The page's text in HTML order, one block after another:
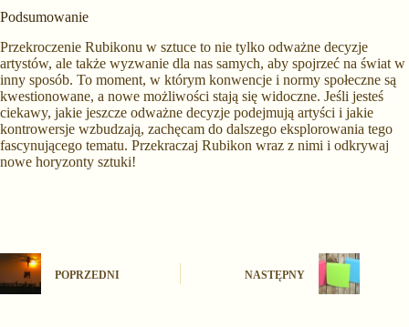
Podsumowanie
Przekroczenie Rubikonu w sztuce to nie tylko odważne decyzje
artystów, ale także wyzwanie dla nas samych, aby spojrzeć na świat w
inny sposób. To moment, w którym konwencje i normy społeczne są
kwestionowane, a nowe możliwości stają się widoczne. Jeśli jesteś
ciekawy, jakie jeszcze odważne decyzje podejmują artyści i jakie
kontrowersje wzbudzają, zachęcam do dalszego eksplorowania tego
fascynującego tematu. Przekraczaj Rubikon wraz z nimi i odkrywaj
nowe horyzonty sztuki!
POPRZEDNI NASTĘPNY